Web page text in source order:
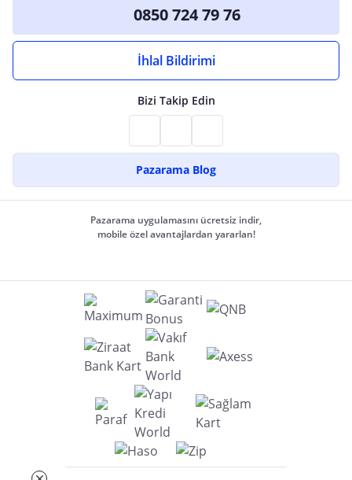
0850 724 79 76
İhlal Bildirimi
Bizi Takip Edin
Pazarama Blog
Pazarama uygulamasını ücretsiz indir,
mobile özel avantajlardan yararlan!